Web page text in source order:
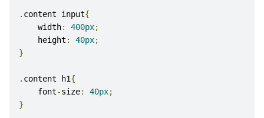
. content input{
    width
: 400px;
    height
: 40px;
}
. content h1{
    font
-size: 40px;
}